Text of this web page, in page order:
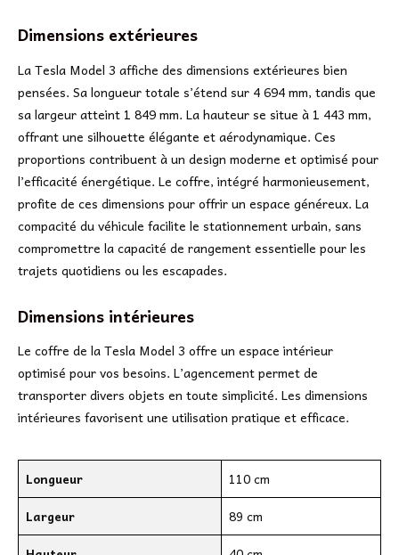
Dimensions extérieures
La Tesla Model 3 affiche des dimensions extérieures bien
pensées. Sa longueur totale s’étend sur 4 694 mm, tandis que
sa largeur atteint 1 849 mm. La hauteur se situe à 1 443 mm,
offrant une silhouette élégante et aérodynamique. Ces
proportions contribuent à un design moderne et optimisé pour
l’efficacité énergétique. Le coffre, intégré harmonieusement,
profite de ces dimensions pour offrir un espace généreux. La
compacité du véhicule facilite le stationnement urbain, sans
compromettre la capacité de rangement essentielle pour les
trajets quotidiens ou les escapades.
Dimensions intérieures
Le coffre de la Tesla Model 3 offre un espace intérieur
optimisé pour vos besoins. L’agencement permet de
transporter divers objets en toute simplicité. Les dimensions
intérieures favorisent une utilisation pratique et efficace.
Longueur
110 cm
Largeur
89 cm